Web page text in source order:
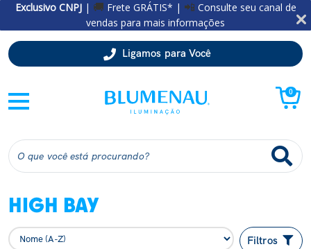
Exclusivo CNPJ | 🚚 Frete GRÁTIS* | 📲 Consulte seu canal de
vendas para mais informações
Ligamos para Você
0
HIGH BAY
Filtros